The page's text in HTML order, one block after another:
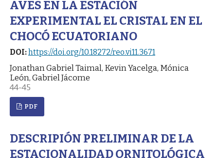
AVES EN LA ESTACIÓN
EXPERIMENTAL EL CRISTAL EN EL
CHOCÓ ECUATORIANO
DOI:https://doi.org/10.18272/reo.vi11.3671
Jonathan Gabriel Taimal, Kevin Yacelga, Mónica
León, Gabriel Jácome
44-45
PDF
DESCRIPIÓN PRELIMINAR DE LA
ESTACIONALIDAD ORNITOLÓGICA